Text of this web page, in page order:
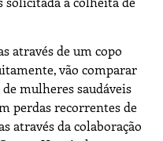
através de um copo
vão comparar
mulheres saudáveis
perdas recorrentes de
através da colaboração